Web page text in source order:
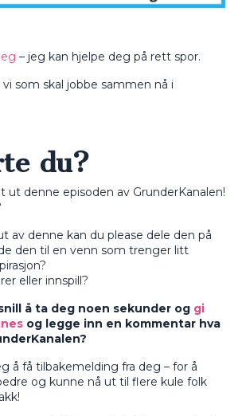
– jeg kan hjelpe deg på rett spor.
som skal jobbe sammen nå i
du?
ut denne episoden av GrunderKanalen!
av denne kan du please dele den på
den til en venn som trenger litt
eller innspill?
å ta deg noen sekunder og gi
og legge inn en kommentar hva
å få tilbakemelding fra deg – for å
og kunne nå ut til flere kule folk